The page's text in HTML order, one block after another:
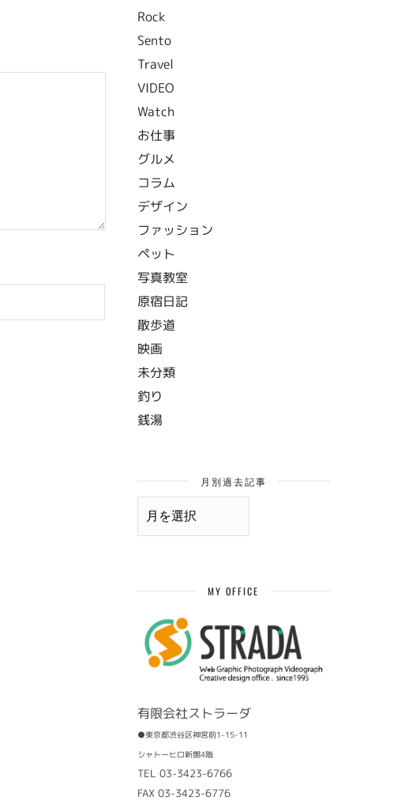
Rock
Sento
Travel
VIDEO
Watch
お仕事
グルメ
コラム
デザイン
ファッション
ペット
写真教室
原宿日記
散歩道
映画
未分類
釣り
銭湯
月別過去記事
月
MY OFFICE
有限会社ストラーダ
●東京都渋谷区神宮前1-15-11
シャトーヒロ新館4階
TEL 03-3423-6766
FAX 03-3423-6776